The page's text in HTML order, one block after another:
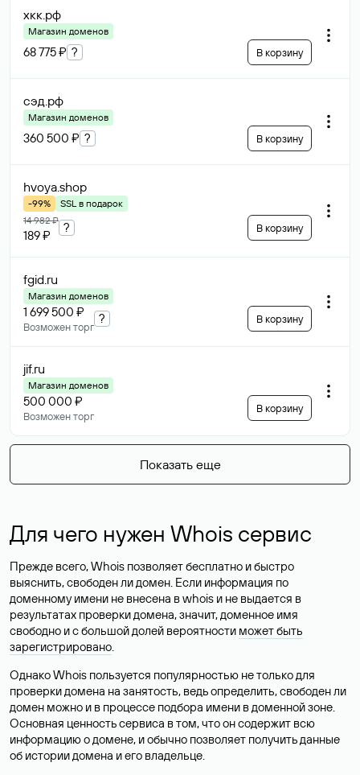
хкк.рф
Магазин доменов
68 775 ₽ ? В корзину
сэд.рф
Магазин доменов
360 500 ₽ ? В корзину
hvoya.shop
-99%
SSL в подарок
14 982 ₽
189 ₽
? В корзину
fgid.ru
Магазин доменов
1 699 500 ₽
Возможен торг
? В корзину
jif.ru
Магазин доменов
500 000 ₽
Возможен торг
В корзину
Показать еще
Для чего нужен Whois сервис
Прежде всего, Whois позволяет бесплатно и быстро
выяснить, свободен ли домен. Если информация по
доменному имени не внесена в whois и не выдается в
результатах проверки домена, значит, доменное имя
свободно и с большой долей вероятности может быть
зарегистрировано.
Однако Whois пользуется популярностью не только для
проверки домена на занятость, ведь определить, свободен ли
домен можно и в процессе подбора имени в доменной зоне.
Основная ценность сервиса в том, что он содержит всю
информацию о домене, и обычно позволяет получить данные
об истории домена и его владельце.